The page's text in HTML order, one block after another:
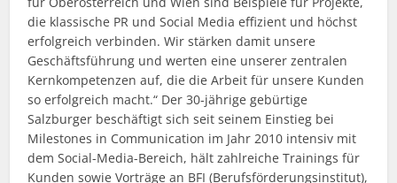
die klassische PR und Social Media effizient und höchst
erfolgreich verbinden. Wir stärken damit unsere
Geschäftsführung und werten eine unserer zentralen
Kernkompetenzen auf, die die Arbeit für unsere Kunden
so erfolgreich macht.“ Der 30-jährige gebürtige
Salzburger beschäftigt sich seit seinem Einstieg bei
Milestones in Communication im Jahr 2010 intensiv mit
dem Social-Media-Bereich, hält zahlreiche Trainings für
Kunden sowie Vorträge an BFI (Berufsförderungsinstitut),